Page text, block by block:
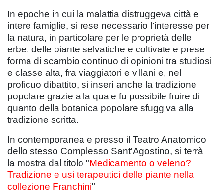
In epoche in cui la malattia distruggeva città e
intere famiglie, si rese necessario l’interesse per
la natura, in particolare per le proprietà delle
erbe, delle piante selvatiche e coltivate e prese
forma di scambio continuo di opinioni tra studiosi
e classe alta, fra viaggiatori e villani e, nel
proficuo dibattito, si inserì anche la tradizione
popolare grazie alla quale fu possibile fruire di
quanto della botanica popolare sfuggiva alla
tradizione scritta.
In contemporanea e presso il Teatro Anatomico
dello stesso Complesso Sant'Agostino, si terrà
la mostra dal titolo "Medicamento o veleno?
Tradizione e usi terapeutici delle piante nella
collezione Franchini"